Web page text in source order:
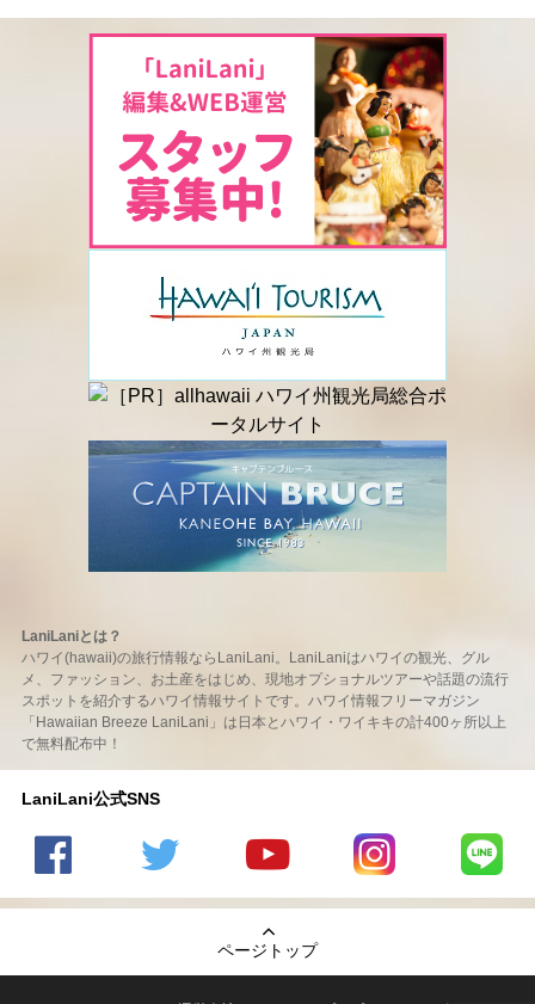
LaniLaniとは？
ハワイ(hawaii)の旅行情報ならLaniLani。LaniLaniはハワイの観光、グル
メ、ファッション、お土産をはじめ、現地オプショナルツアーや話題の流行
スポットを紹介するハワイ情報サイトです。ハワイ情報フリーマガジン
「Hawaiian Breeze LaniLani」は日本とハワイ・ワイキキの計400ヶ所以上
で無料配布中！
LaniLani公式SNS
の
のtwitter
の
Youtube
チャンネ
LaniLani
LaniLani
ページトップ